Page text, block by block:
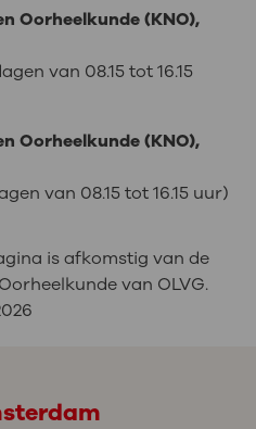
Oorheelkunde (KNO),
van 08.15 tot 16.15
Oorheelkunde (KNO),
van 08.15 tot 16.15 uur)
is afkomstig van de
van OLVG.